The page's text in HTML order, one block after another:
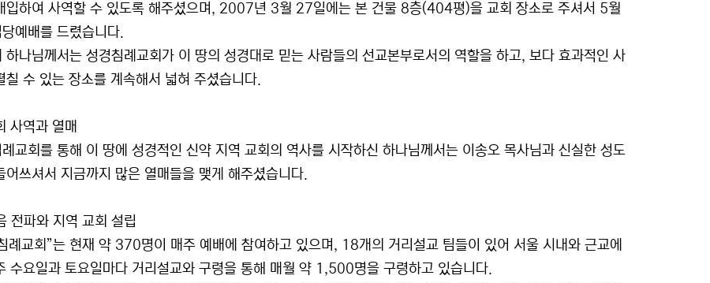
입하여 사역할 수 있도록 해주셨으며, 2007년 3월 27일에는 본 건물 8층(404평)을 교회 장소로 주셔서 5월
예배를 드렸습니다.
하나님께서는 성경침례교회가 이 땅의 성경대로 믿는 사람들의 선교본부로서의 역할을 하고, 보다 효과적인 사
칠 수 있는 장소를 계속해서 넓혀 주셨습니다.
사역과 열매
교회를 통해 이 땅에 성경적인 신약 지역 교회의 역사를 시작하신 하나님께서는 이송오 목사님과 신실한 성도
어쓰셔서 지금까지 많은 열매들을 맺게 해주셨습니다.
전파와 지역 교회 설립
례교회”는 현재 약 370명이 매주 예배에 참여하고 있으며, 18개의 거리설교 팀들이 있어 서울 시내와 근교에
수요일과 토요일마다 거리설교와 구령을 통해 매월 약 1,500명을 구령하고 있습니다.